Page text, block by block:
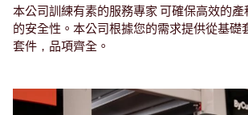
本公司訓練有素的服務專家可確保高效的
的安全性。本公司根據您的需求提供從基礎
套件，品項齊全。